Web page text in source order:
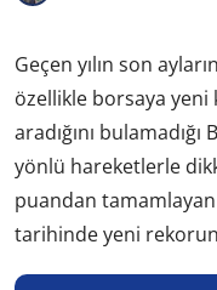
Geçen yılın son
özellikle borsaya yeni
aradığını
yönlü hareketlerle
puandan tamamlayan
tarihinde yeni